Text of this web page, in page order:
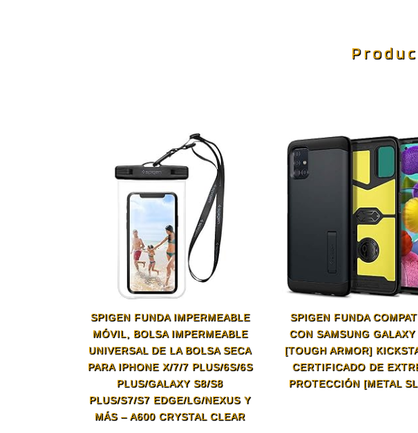
SPIGEN FUNDA IMPERMEABLE
MÓVIL, BOLSA IMPERMEABLE
UNIVERSAL DE LA BOLSA SECA
PARA IPHONE X/7/7 PLUS/6S/6S
PLUS/GALAXY S8/S8
PLUS/S7/S7 EDGE/LG/NEXUS Y
MÁS – A600 CRYSTAL CLEAR
SPIGEN FUNDA
CON SAMSUNG GALAXY
[TOUGH ARMOR]
CERTIFICADO DE
PROTECCIÓN [METAL